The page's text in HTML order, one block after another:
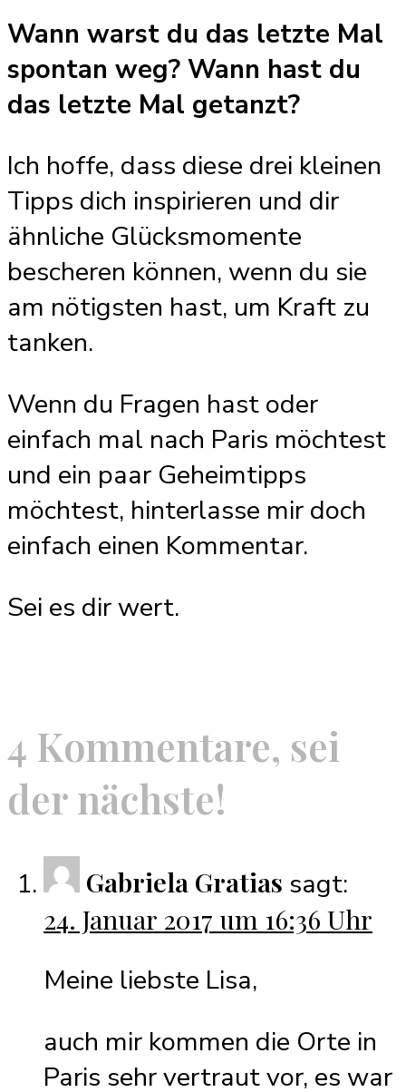
Wann warst du das letzte Mal
spontan weg? Wann hast du
das letzte Mal getanzt?
Ich hoffe, dass diese drei kleinen
Tipps dich inspirieren und dir
ähnliche Glücksmomente
bescheren können, wenn du sie
am nötigsten hast, um Kraft zu
tanken.
Wenn du Fragen hast oder
einfach mal nach Paris möchtest
und ein paar Geheimtipps
möchtest, hinterlasse mir doch
einfach einen Kommentar.
Sei es dir wert.
4 Kommentare, sei
der nächste!
Gabriela Gratias sagt:
24. Januar 2017 um 16:36 Uhr
Meine liebste Lisa,
auch mir kommen die Orte in
Paris sehr vertraut vor, es war